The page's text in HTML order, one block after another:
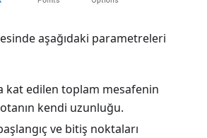
aşağıdaki parametreleri
kat edilen toplam mesafenin
kendi uzunluğu.
ve bitiş noktaları